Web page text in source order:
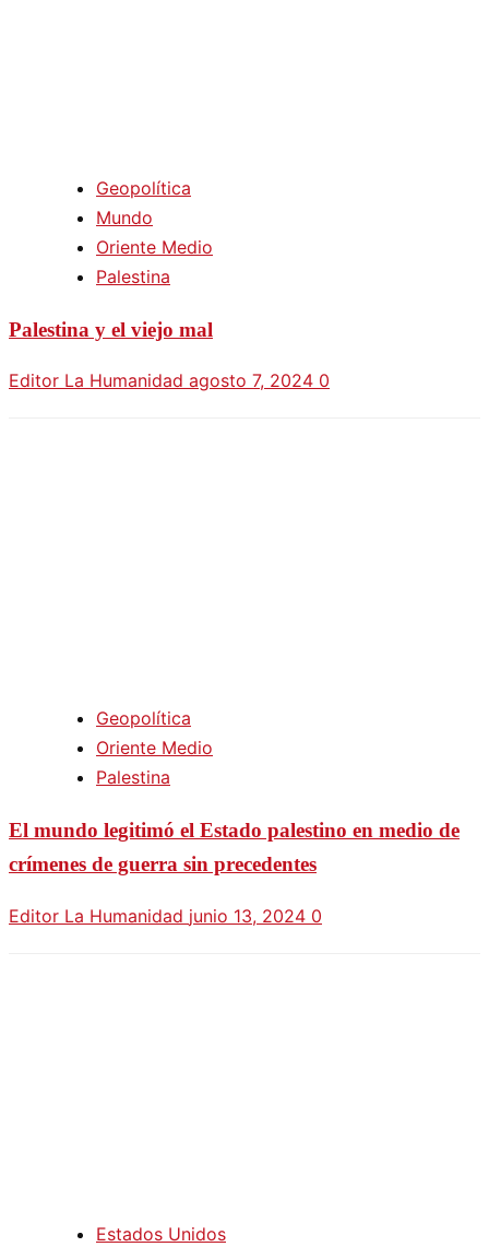
Geopolítica
Mundo
Oriente Medio
Palestina
Palestina y el viejo mal
Editor La Humanidad agosto 7, 2024 0
Geopolítica
Oriente Medio
Palestina
El mundo legitimó el Estado palestino en medio de
crímenes de guerra sin precedentes
Editor La Humanidad junio 13, 2024 0
Estados Unidos